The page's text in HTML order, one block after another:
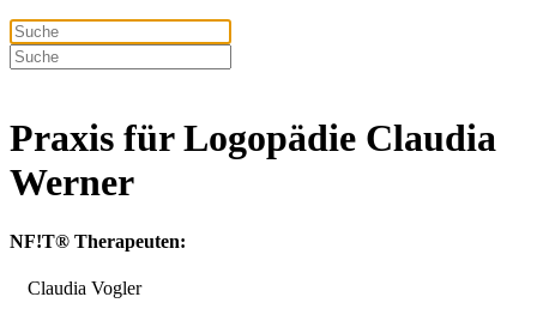
Praxis für Logopädie Claudia
Werner
NF!T® Therapeuten:
Claudia Vogler